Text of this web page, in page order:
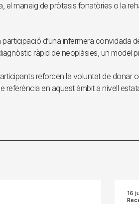
el maneig de pròtesis fonatòries o la
d’una infermera convidada
ràpid de neoplàsies, un model
reforcen la voluntat de donar
en aquest àmbit a nivell
16